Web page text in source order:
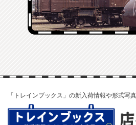
「トレインブックス」の新入荷情報や形式写